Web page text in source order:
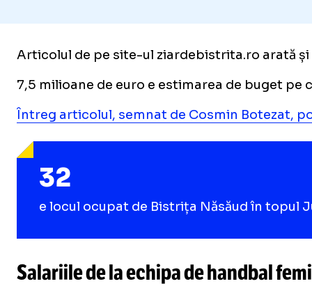
Articolul de pe site-ul ziardebistrita.ro arată
7,5 milioane de euro e estimarea de buget pe
Întreg articolul, semnat de Cosmin Botezat,
32
e locul ocupat de Bistrița Năsăud în topul
Salariile de la echipa de handbal